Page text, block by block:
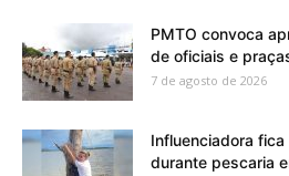
PMTO convoca
de oficiais e
7 de agosto de 2026
Influenciadora
durante pescaria